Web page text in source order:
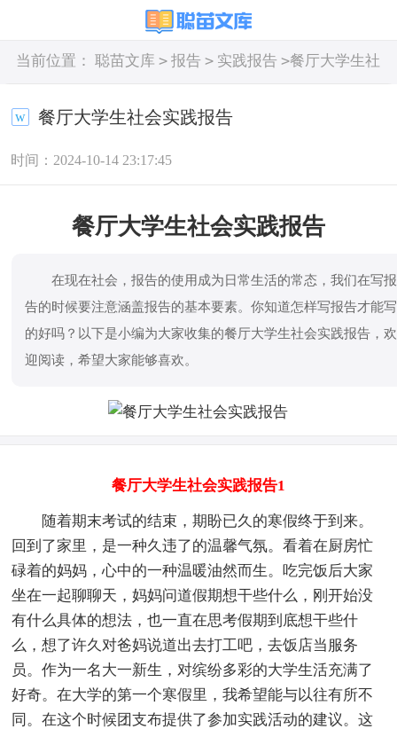
当前位置： 聪苗文库 > 报告 > 实践报告 >餐厅大学生社
餐厅大学生社会实践报告
时间：2024-10-14 23:17:45
餐厅大学生社会实践报告
在现在社会，报告的使用成为日常生活的常态，我们在写报
告的时候要注意涵盖报告的基本要素。你知道怎样写报告才能写
的好吗？以下是小编为大家收集的餐厅大学生社会实践报告，欢
迎阅读，希望大家能够喜欢。
餐厅大学生社会实践报告1
随着期末考试的结束，期盼已久的寒假终于到来。
回到了家里，是一种久违了的温馨气氛。看着在厨房忙
碌着的妈妈，心中的一种温暖油然而生。吃完饭后大家
坐在一起聊聊天，妈妈问道假期想干些什么，刚开始没
有什么具体的想法，也一直在思考假期到底想干些什
么，想了许久对爸妈说道出去打工吧，去饭店当服务
员。作为一名大一新生，对缤纷多彩的大学生活充满了
好奇。在大学的第一个寒假里，我希望能与以往有所不
同。在这个时候团支布提供了参加实践活动的建议。这